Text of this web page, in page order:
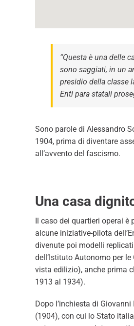
“Questa è una delle
sono saggiati, in un
presidio della classe
Enti para statali
Sono parole di Alessandro
1904, prima di diventare
all’avvento del fascismo.
Una casa
Il caso dei quartieri operai è
alcune iniziative-pilota
divenute poi modelli
dell’Istituto Autonomo per
vista edilizio), anche prima
1913 al 1934).
Dopo l’inchiesta di
(1904), con cui lo Stato